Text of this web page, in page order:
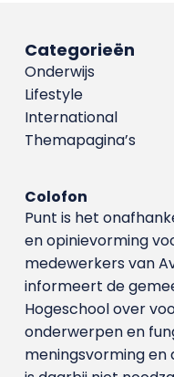
Categorieën
Onderwijs
Lifestyle
International
Themapagina’s
Colofon
Punt is het
en opinievorming
medewerkers van
informeert de
Hogeschool over
onderwerpen en
meningsvorming en